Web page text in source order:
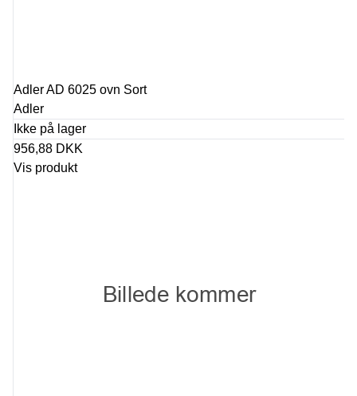
Adler AD 6025 ovn Sort
Adler
Ikke på lager
956,88 DKK
Vis produkt